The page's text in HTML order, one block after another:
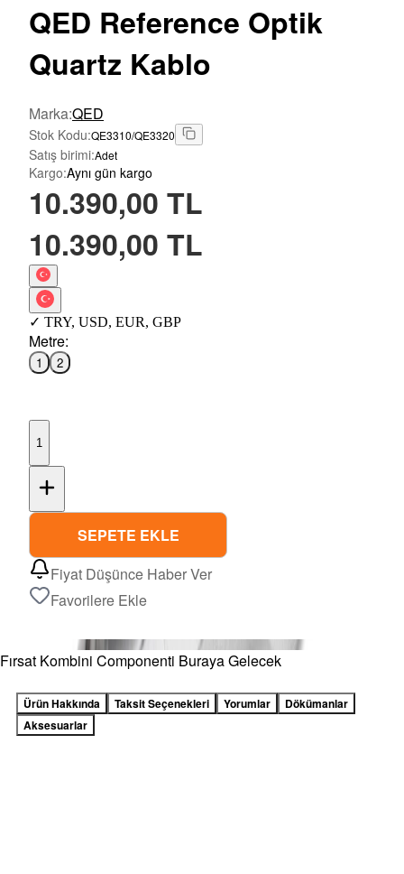
QED Reference Optik
Quartz Kablo
Marka:QED
Stok Kodu:QE3310/QE3320
Satış birimi:Adet
Kargo:Aynı gün kargo
10.390,00 TL
10.390,00 TL
✓ TRY, USD, EUR, GBP
Metre:
1 2
1
SEPETE EKLE
Fiyat Düşünce Haber Ver
Favorilere Ekle
Fırsat Kombini Componenti Buraya Gelecek
Ürün Hakkında Taksit Seçenekleri Yorumlar
Dökümanlar
Aksesuarlar